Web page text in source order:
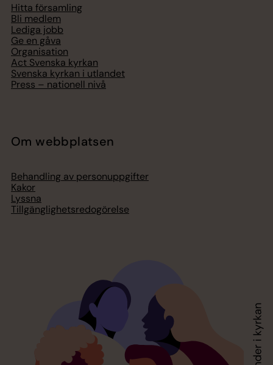
Hitta församling
Bli medlem
Lediga jobb
Ge en gåva
Organisation
Act Svenska kyrkan
Svenska kyrkan i utlandet
Press – nationell nivå
Om webbplatsen
Behandling av personuppgifter
Kakor
Lyssna
Tillgänglighetsredogörelse